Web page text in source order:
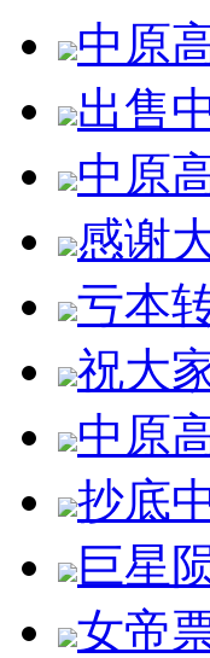
中原
出售
中原
感谢
亏本
祝大
中原
抄底
巨星
女帝